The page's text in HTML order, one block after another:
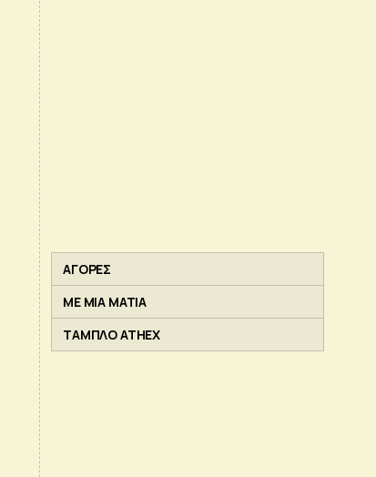
ΑΓΟΡΕΣ
ΜΕ ΜΙΑ ΜΑΤΙΑ
ΤΑΜΠΛΟ ATHEX